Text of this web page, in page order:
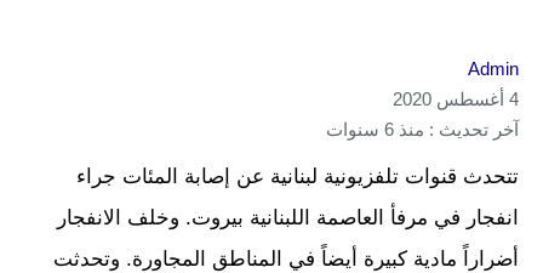
Admin
4 أغسطس 2020
آخر تحديث : منذ 6 سنوات
تتحدث قنوات تلفزيونية لبنانية عن إصابة المئات جراء
انفجار في مرفأ العاصمة اللبنانية بيروت. وخلف الانفجار
أضراراً مادية كبيرة أيضاً في المناطق المجاورة. وتحدثت